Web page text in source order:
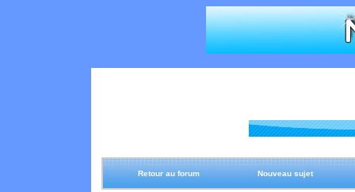
Retour au forum Nouveau sujet